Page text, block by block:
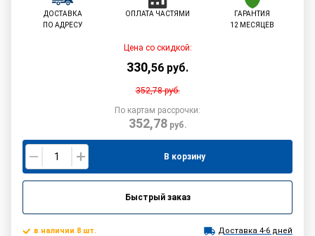
ДОСТАВКА
ПО АДРЕСУ
ОПЛАТА ЧАСТЯМИ
ГАРАНТИЯ
12 МЕСЯЦЕВ
Цена со скидкой:
330,56 руб.
352,78руб.
По картам рассрочки:
352,78руб.
В корзину
Быстрый заказ
в наличии 8 шт. Доставка 4-6 дней